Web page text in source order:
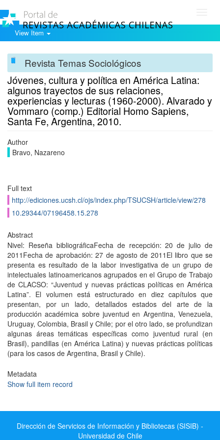
View Item
Revista Temas Sociológicos
Jóvenes, cultura y política en América Latina:
algunos trayectos de sus relaciones,
experiencias y lecturas (1960-2000). Alvarado y
Vommaro (comp.) Editorial Homo Sapiens,
Santa Fe, Argentina, 2010.
Author
Bravo, Nazareno
Full text
http://ediciones.ucsh.cl/ojs/index.php/TSUCSH/article/view/278
10.29344/07196458.15.278
Abstract
Nivel: Reseña bibliográficaFecha de recepción: 20 de julio de
2011Fecha de aprobación: 27 de agosto de 2011El libro que se
presenta es resultado de la labor investigativa de un grupo de
intelectuales latinoamericanos agrupados en el Grupo de Trabajo
de CLACSO: “Juventud y nuevas prácticas políticas en América
Latina”. El volumen está estructurado en diez capítulos que
presentan, por un lado, detallados estados del arte de la
producción académica sobre juventud en Argentina, Venezuela,
Uruguay, Colombia, Brasil y Chile; por el otro lado, se profundizan
algunas áreas temáticas específicas como juventud rural (en
Brasil), pandillas (en América Latina) y nuevas prácticas políticas
(para los casos de Argentina, Brasil y Chile).
Metadata
Show full item record
Dirección de Servicios de Información y Bibliotecas (SISIB) -
Universidad de Chile